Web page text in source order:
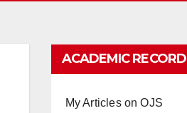
ACADEMIC RECORD
My Articles on OJS